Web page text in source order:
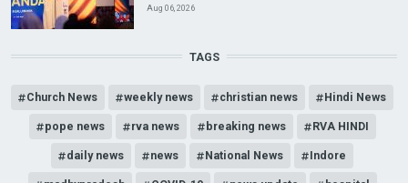
Aug 06, 2026
TAGS
Church News weekly news christian news Hindi News
pope news rva news breaking news RVA HINDI
daily news news National News Indore